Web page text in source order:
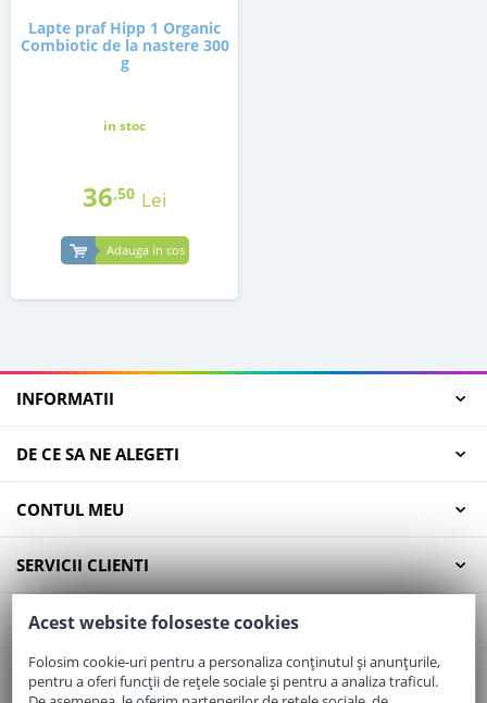
Lapte praf Hipp 1 Organic
Combiotic de la nastere 300
g
in stoc
36,50 Lei
Adauga in cos
INFORMATII
DE CE SA NE ALEGETI
CONTUL MEU
SERVICII CLIENTI
CONTACT
Email:office@elaptepraf.ro
Acest website foloseste cookies
Folosim cookie-uri pentru a personaliza conținutul și anunțurile,
pentru a oferi funcții de rețele sociale și pentru a analiza traficul.